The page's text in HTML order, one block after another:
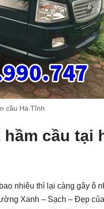
cầu Hà Tĩnh
cầu tại
nhiêu thì lại càng gây ô
Xanh – Sạch – Đẹp